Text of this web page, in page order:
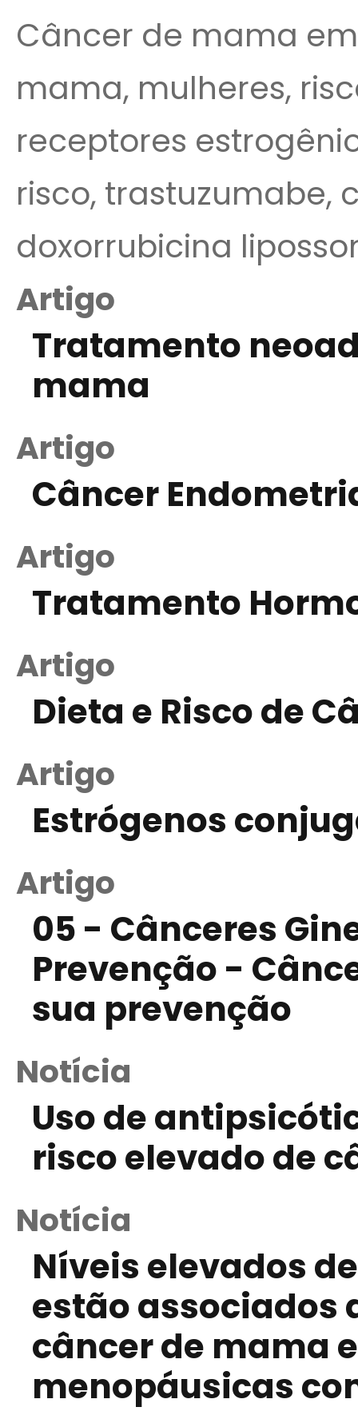
Câncer de mama
mama, mulheres,
receptores
risco, trastuzumabe,
doxorrubicina
Artigo
Tratamento
mama
Artigo
Câncer
Artigo
Tratamento
Artigo
Dieta e Risco de
Artigo
Estrógenos
Artigo
05 - Cânceres
Prevenção -
sua prevenção
Notícia
Uso de
risco elevado de
Notícia
Níveis elevados
estão associados
câncer de mama
menopáusicas